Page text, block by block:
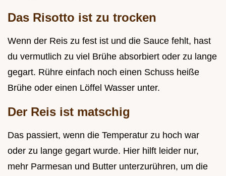
Das Risotto ist zu trocken
Wenn der Reis zu fest ist und die Sauce fehlt, hast
du vermutlich zu viel Brühe absorbiert oder zu lange
gegart. Rühre einfach noch einen Schuss heiße
Brühe oder einen Löffel Wasser unter.
Der Reis ist matschig
Das passiert, wenn die Temperatur zu hoch war
oder zu lange gegart wurde. Hier hilft leider nur,
mehr Parmesan und Butter unterzurühren, um die